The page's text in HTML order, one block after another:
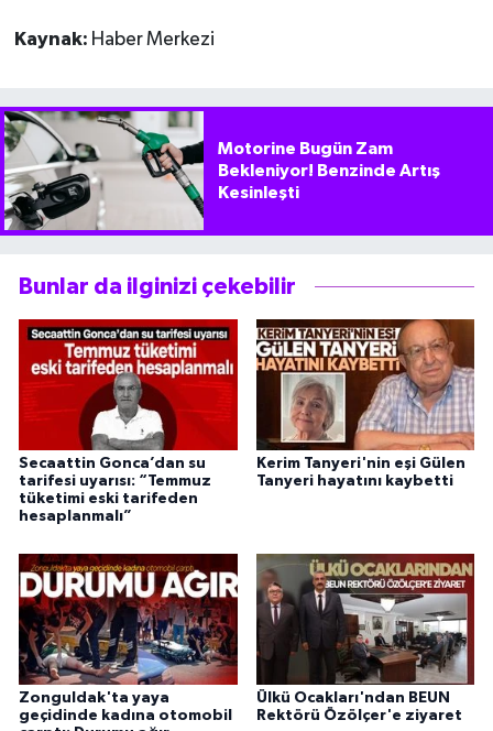
Kaynak: Haber Merkezi
Motorine Bugün Zam
Bekleniyor! Benzinde Artış
Kesinleşti
Bunlar da ilginizi çekebilir
Secaattin Gonca’dan su
tarifesi uyarısı: “Temmuz
tüketimi eski tarifeden
hesaplanmalı”
Kerim Tanyeri'nin eşi Gülen
Tanyeri hayatını kaybetti
Zonguldak'ta yaya
geçidinde kadına otomobil
Ülkü Ocakları'ndan BEUN
Rektörü Özölçer'e ziyaret